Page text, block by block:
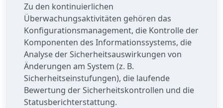
Zu den kontinuierlichen
Überwachungsaktivitäten gehören das
Konfigurationsmanagement, die Kontrolle der
Komponenten des Informationssystems, die
Analyse der Sicherheitsauswirkungen von
Änderungen am System (z. B.
Sicherheitseinstufungen), die laufende
Bewertung der Sicherheitskontrollen und die
Statusberichterstattung.